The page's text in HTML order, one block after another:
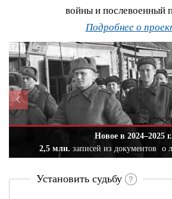
войны и послевоенный
Подробнее о
Новое в 2024–2025 г.
2,5 млн. записей из документов о
Установить судьбу